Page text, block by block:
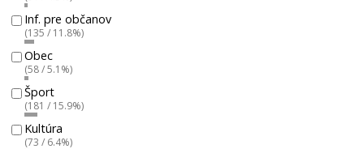
Inf. pre občanov
(135 / 11.8%)
Obec
(58 / 5.1%)
Šport
(181 / 15.9%)
Kultúra
(73 / 6.4%)